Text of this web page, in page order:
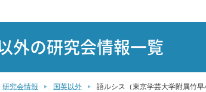
外の研究会情報一覧
研究会情報 国英以外 語ルシス（東京学芸大学附属竹早